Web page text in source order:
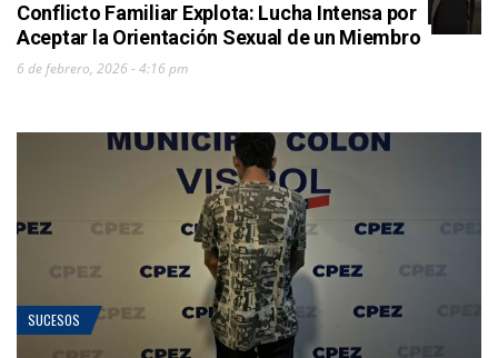
Conflicto Familiar Explota: Lucha Intensa por
Aceptar la Orientación Sexual de un Miembro
6 de febrero, 2026 - 4:16 pm
SUCESOS